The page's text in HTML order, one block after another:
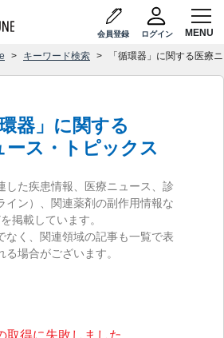
会員登録 ログイン
キーワード検索 「循環器」に関する医療
環器」に関する
ース・トピックス
した疾患情報、医療ニュース、診
イン）、関連薬剤の副作用情報な
掲載しています。
く、関連領域の記事も一覧で表
る場合がございます。
取得に失敗しました